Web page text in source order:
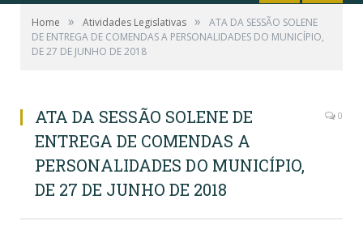
Home » Atividades Legislativas »
ATA DA SESSÃO SOLENE
DE ENTREGA DE COMENDAS A PERSONALIDADES DO MUNICÍPIO,
DE 27 DE JUNHO DE 2018
ATA DA SESSÃO SOLENE DE
ENTREGA DE COMENDAS A
PERSONALIDADES DO MUNICÍPIO,
DE 27 DE JUNHO DE 2018
0